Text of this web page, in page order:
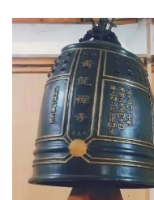
八
僧
谈